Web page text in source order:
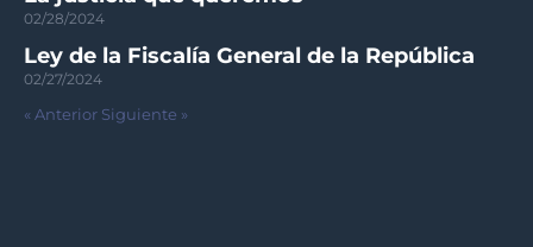
02/28/2024
Ley de la Fiscalía General de la República
02/27/2024
« Anterior Siguiente »